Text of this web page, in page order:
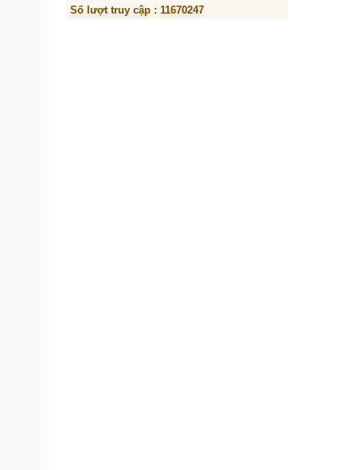
Số lượt truy cập : 11670247